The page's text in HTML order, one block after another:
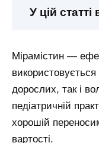
У цій статті
Мірамістин —
використовується
дорослих, так і
педіатричній
хорошій
вартості.